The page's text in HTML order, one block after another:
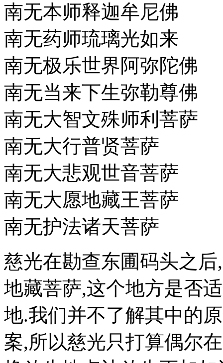
南无本师释迦牟尼佛
南无药师琉璃光如来
南无极乐世界阿弥陀佛
南无当来下生弥勒尊佛
南无大智文殊师利菩萨
南无大行普贤菩萨
南无大悲观世音菩萨
南无大愿地藏王菩萨
南无护法诸天菩萨
慈光在勘查东圃码头之
地藏菩萨,这个地方是否
地.我们并不了解其中的
案,所以慈光只打算偶尔